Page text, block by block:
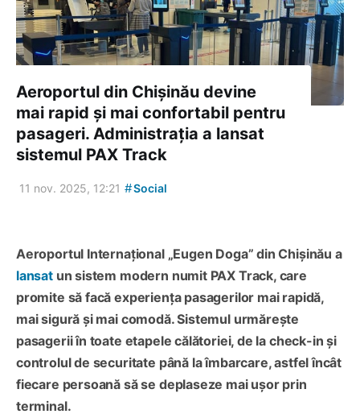
Aeroportul din Chișinău devine
mai rapid și mai confortabil pentru
pasageri. Administrația a lansat
sistemul PAX Track
11 nov. 2025, 12:21 #Social
Aeroportul Internațional „Eugen Doga” din Chișinău a
lansat un sistem modern numit PAX Track, care
promite să facă experiența pasagerilor mai rapidă,
mai sigură și mai comodă. Sistemul urmărește
pasagerii în toate etapele călătoriei, de la check-in și
controlul de securitate până la îmbarcare, astfel încât
fiecare persoană să se deplaseze mai ușor prin
terminal.